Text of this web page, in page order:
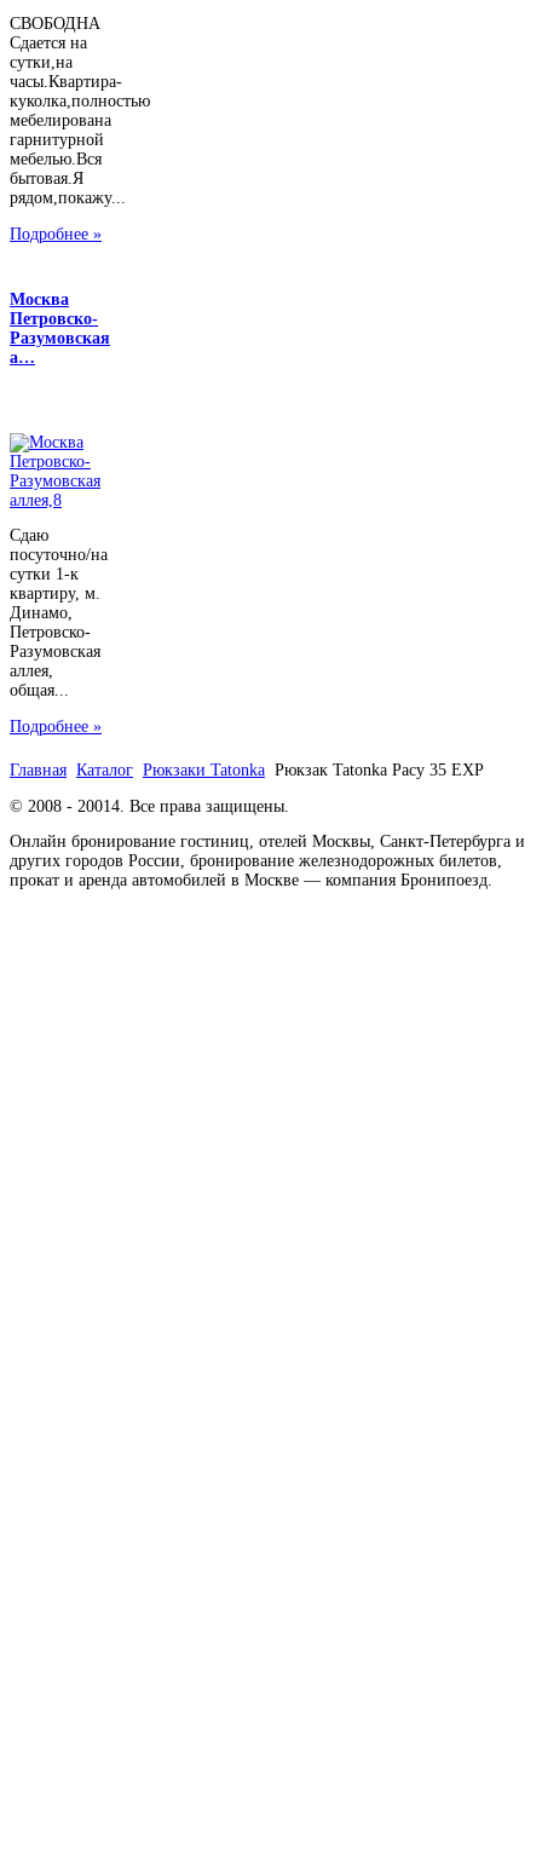
СВОБОДНА
Сдается на
сутки,на
часы.Квартира-
куколка,полностью
мебелирована
гарнитурной
мебелью.Вся
бытовая.Я
рядом,покажу...
Подробнее »
Москва
Петровско-
Разумовская
а…
Сдаю
посуточно/на
сутки 1-к
квартиру, м.
Динамо,
Петровско-
Разумовская
аллея,
общая...
Подробнее »
Главная Каталог Рюкзаки Tatonka Рюкзак Tatonka Pacy 35 EXP
© 2008 - 20014. Все права защищены.
Онлайн бронирование гостиниц, отелей Москвы, Санкт-Петербурга и
других городов России, бронирование железнодорожных билетов,
прокат и аренда автомобилей в Москве — компания Бронипоезд.